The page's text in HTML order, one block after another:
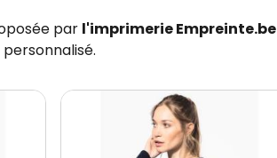
par l'imprimerie Empreinte.be
Image